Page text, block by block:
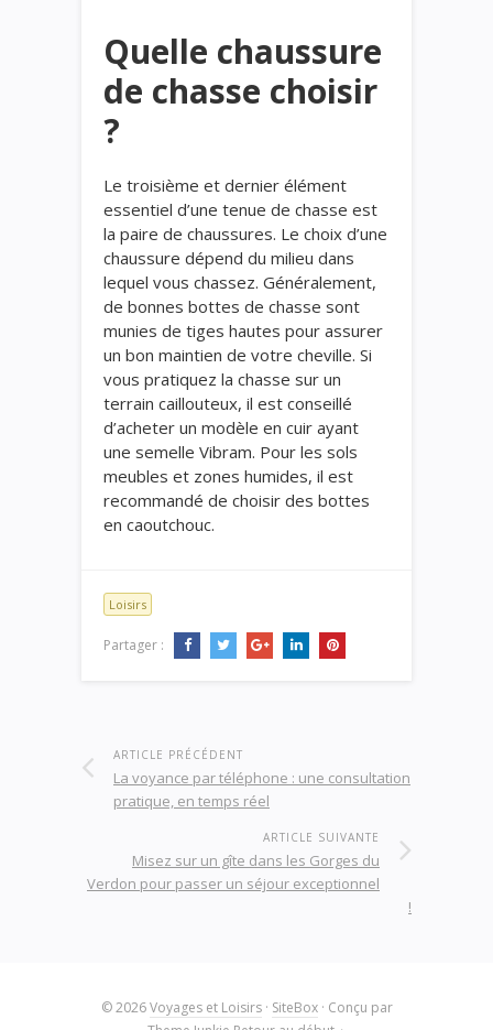
Quelle chaussure
de chasse choisir
?
Le troisième et dernier élément
essentiel d’une tenue de chasse est
la paire de chaussures. Le choix d’une
chaussure dépend du milieu dans
lequel vous chassez. Généralement,
de bonnes bottes de chasse sont
munies de tiges hautes pour assurer
un bon maintien de votre cheville. Si
vous pratiquez la chasse sur un
terrain caillouteux, il est conseillé
d’acheter un modèle en cuir ayant
une semelle Vibram. Pour les sols
meubles et zones humides, il est
recommandé de choisir des bottes
en caoutchouc.
Loisirs
Partager :
ARTICLE PRÉCÉDENT
La voyance par téléphone : une consultation
pratique, en temps réel
ARTICLE SUIVANTE
Misez sur un gîte dans les Gorges du
Verdon pour passer un séjour exceptionnel
!
© 2026Voyages et Loisirs· SiteBox· Conçu par